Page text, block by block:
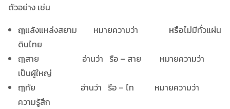
ตัวอย่าง เช่น
ฤๅแล้งแหล่งสยาม หมายความว่า หรือไม่มีทั่วแผ่น
ดินไทย
ฤๅสาย อ่านว่า รือ – สาย หมายความว่า
เป็นผู้ใหญ่
ฤๅทัย อ่านว่า รือ – ไท หมายความว่า
ความรู้สึก